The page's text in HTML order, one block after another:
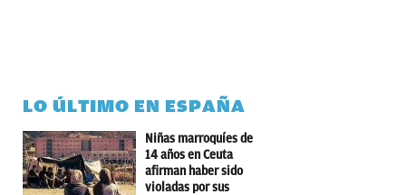
LO ÚLTIMO EN ESPAÑA
Niñas marroquíes de
14 años en Ceuta
afirman haber sido
violadas por sus